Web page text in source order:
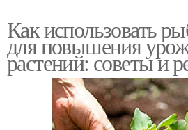
Как использовать
для повышения
растений: советы и